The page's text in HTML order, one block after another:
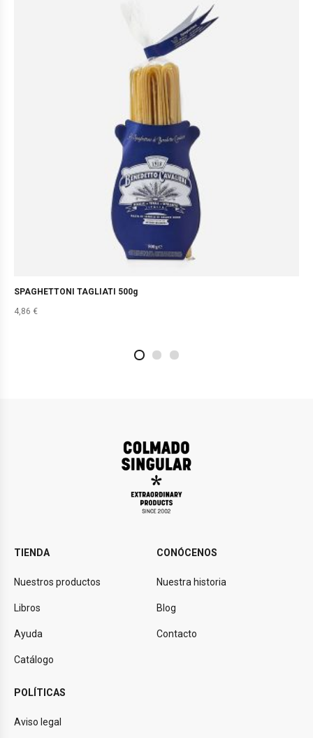
SPAGHETTONI TAGLIATI 500g
4,86 €
TIENDA
Nuestros productos
Libros
Ayuda
Catálogo
CONÓCENOS
Nuestra historia
Blog
Contacto
POLÍTICAS
Aviso legal